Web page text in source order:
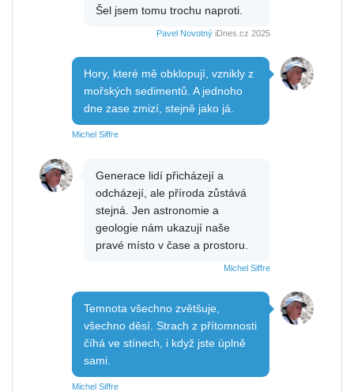
Šel jsem tomu trochu naproti.
Pavel Novotný iDnes.cz 2025
Hory, které mě obklopují, vznikly z
mořských sedimentů. A jednoho
dne zase zmizí, stejně jako já.
Michel Siffre
Generace lidí přicházejí a
odcházejí, ale příroda zůstává
stejná. Jen astronomie a
geologie nám ukazují naše
pravé místo v čase a prostoru.
Michel Siffre
Temnota všechno zvětšuje,
všechno děsí. Strach z přítomnosti
číhá ve stínech, i když jste úplně
sami.
Michel Siffre